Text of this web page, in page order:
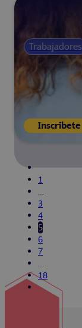
Trabajadores
Inscríbete
1
…
3
4
5
6
7
…
18